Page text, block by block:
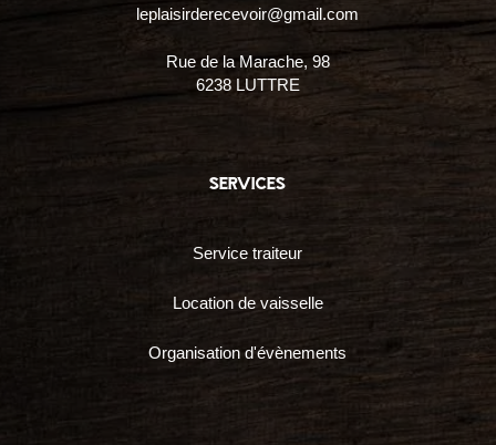
leplaisirderecevoir@gmail.com
Rue de la Marache, 98
6238 LUTTRE
services
Service traiteur
Location de vaisselle
Organisation d'évènements